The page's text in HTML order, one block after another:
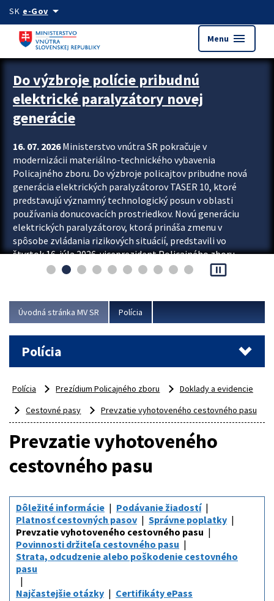
Preskocit na hlavný obsah
SK e-Govarrow_drop_down
Menu menu
Zastavit automatický posun upútavok
Do výzbroje polície pribudnú
elektrické paralyzátory novej
generácie
16. 07. 2026Ministerstvo vnútra SR pokračuje v
modernizácii materiálno-technického vybavenia
Policajného zboru. Do výzbroje policajtov pribudne nová
generácia elektrických paralyzátorov TASER 10, ktoré
predstavujú významný technologický posun v oblasti
používania donucovacích prostriedkov. Novú generáciu
elektrických paralyzátorov, ktorá prináša zmenu v
spôsobe zvládania rizikových situácií, predstavili vo
štvrtok 16. júla 2026 viceprezident Policajného zboru
Rastislav Polakovič a riaditeľ odboru výcviku...
pause_presentation
Úvodná stránka MV SR Polícia
Polícia
Polícia Prezídium Policajného zboru
Doklady a evidencie
Cestovné pasy
Prevzatie vyhotoveného cestovného pasu
Prevzatie vyhotoveného
cestovného pasu
Dôležité informácie
Podávanie žiadostí
Platnosť cestovných pasov
Správne poplatky
Prevzatie vyhotoveného cestovného pasu
Povinnosti držiteľa cestovného pasu
Strata, odcudzenie alebo poškodenie cestovného
pasu
Najčastejšie otázky
Certifikáty ePass